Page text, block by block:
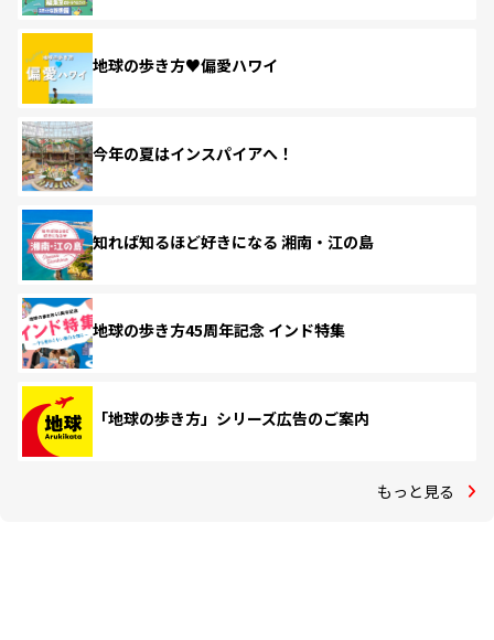
地球の歩き方♥偏愛ハワイ
今年の夏はインスパイアへ！
知れば知るほど好きになる 湘南・江の島
地球の歩き方45周年記念 インド特集
「地球の歩き方」シリーズ広告のご案内
もっと見る